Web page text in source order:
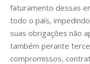
faturamento dessas
todo o país,
suas obrigações não
também perante
compromissos,